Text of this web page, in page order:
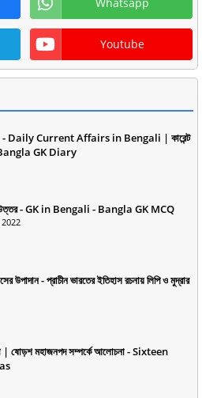
Youtube
Daily Current Affairs in Bengali | কারেন্ট
Bangla GK Diary
ও উত্তর - GK in Bengali - Bangla GK MCQ
উপাদান - প্রাচীন ভারতের ইতিহাস রচনায় লিপি ও মুদ্রার
| ষোড়শ মহাজনপদ সম্পর্কে আলোচনা - Sixteen